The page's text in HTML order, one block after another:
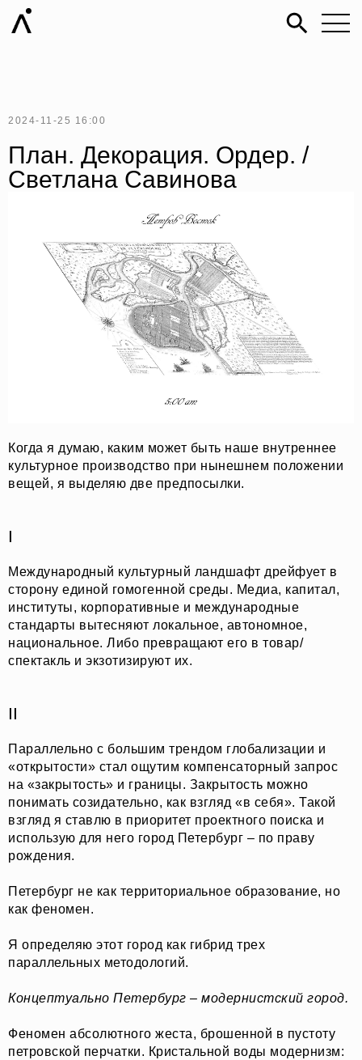
2024-11-25 16:00
План. Декорация. Ордер. /
Светлана Савинова
Когда я думаю, каким может быть наше внутреннее
культурное производство при нынешнем положении
вещей, я выделяю две предпосылки.
I
Международный культурный ландшафт дрейфует в
сторону единой гомогенной среды. Медиа, капитал,
институты, корпоративные и международные
стандарты вытесняют локальное, автономное,
национальное. Либо превращают его в товар/
спектакль и экзотизируют их.
II
Параллельно с большим трендом глобализации и
«открытости» стал ощутим компенсаторный запрос
на «закрытость» и границы. Закрытость можно
понимать созидательно, как взгляд «в себя». Такой
взгляд я ставлю в приоритет проектного поиска и
использую для него город Петербург – по праву
рождения.
Петербург не как территориальное образование, но
как феномен.
Я определяю этот город как гибрид трех
параллельных методологий.
Концептуально Петербург – модернистский город.
Феномен абсолютного жеста, брошенной в пустоту
петровской перчатки. Кристальной воды модернизм: